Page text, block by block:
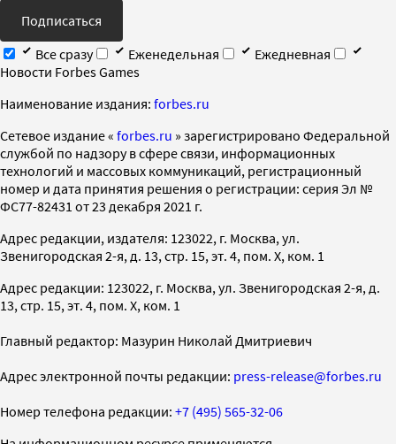
Подписаться
Все сразу
Еженедельная
Ежедневная
Новости Forbes Games
Наименование издания: forbes.ru
Cетевое издание « forbes.ru » зарегистрировано Федеральной
службой по надзору в сфере связи, информационных
технологий и массовых коммуникаций, регистрационный
номер и дата принятия решения о регистрации: серия Эл №
ФС77-82431 от 23 декабря 2021 г.
Адрес редакции, издателя: 123022, г. Москва, ул.
Звенигородская 2-я, д. 13, стр. 15, эт. 4, пом. X, ком. 1
Адрес редакции: 123022, г. Москва, ул. Звенигородская 2-я, д.
13, стр. 15, эт. 4, пом. X, ком. 1
Главный редактор: Мазурин Николай Дмитриевич
Адрес электронной почты редакции: press-release@forbes.ru
Номер телефона редакции: +7 (495) 565-32-06